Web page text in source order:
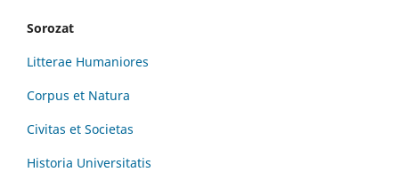
Sorozat
Litterae Humaniores
Corpus et Natura
Civitas et Societas
Historia Universitatis